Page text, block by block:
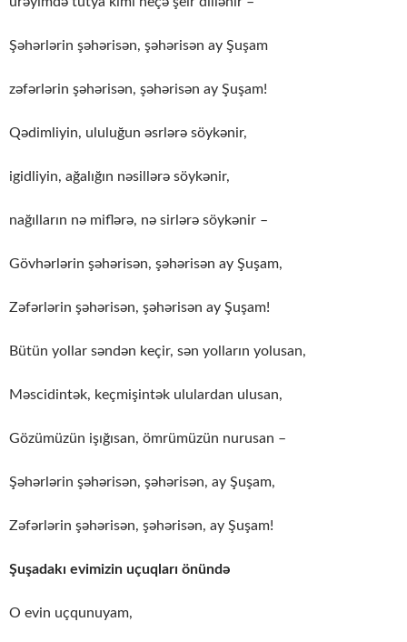
Şəhərlərin şəhərisən, şəhərisən ay Şuşam
zəfərlərin şəhərisən, şəhərisən ay Şuşam!
Qədimliyin, ululuğun əsrlərə söykənir,
igidliyin, ağalığın nəsillərə söykənir,
nağılların nə miflərə, nə sirlərə söykənir –
Gövhərlərin şəhərisən, şəhərisən ay Şuşam,
Zəfərlərin şəhərisən, şəhərisən ay Şuşam!
Bütün yollar səndən keçir, sən yolların yolusan,
Məscidintək, keçmişintək ululardan ulusan,
Gözümüzün işığısan, ömrümüzün nurusan –
Şəhərlərin şəhərisən, şəhərisən, ay Şuşam,
Zəfərlərin şəhərisən, şəhərisən, ay Şuşam!
Şuşadakı evimizin uçuqları önündə
O evin uçqunuyam,